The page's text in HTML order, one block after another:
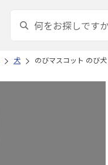
犬 のびマスコット のび